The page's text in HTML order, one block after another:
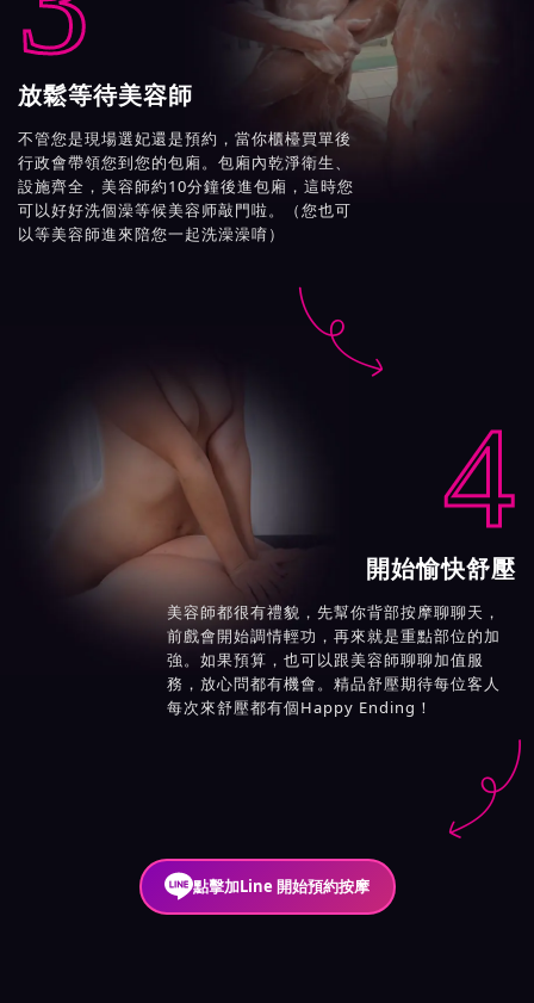
放鬆等待美容師
不管您是現場選妃還是預約，當你櫃檯買單後
行政會帶領您到您的包廂。包廂內乾淨衛生、
設施齊全，美容師約10分鐘後進包廂，這時您
可以好好洗個澡等候美容师敲門啦。（您也可
以等美容師進來陪您一起洗澡澡唷）

4
開始愉快舒壓
美容師都很有禮貌，先幫你背部按摩聊聊天，
前戲會開始調情輕功，再來就是重點部位的加
強。如果預算，也可以跟美容師聊聊加值服
務，放心問都有機會。精品舒壓期待每位客人
每次來舒壓都有個Happy Ending！
點擊加Line 開始預約按摩